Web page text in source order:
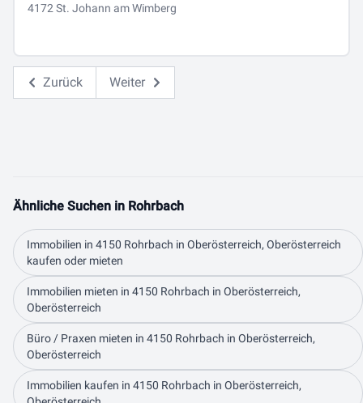
4172 St. Johann am Wimberg
Zurück Weiter
Ähnliche Suchen in Rohrbach
Immobilien in 4150 Rohrbach in Oberösterreich, Oberösterreich
kaufen oder mieten
Immobilien mieten in 4150 Rohrbach in Oberösterreich,
Oberösterreich
Büro / Praxen mieten in 4150 Rohrbach in Oberösterreich,
Oberösterreich
Immobilien kaufen in 4150 Rohrbach in Oberösterreich,